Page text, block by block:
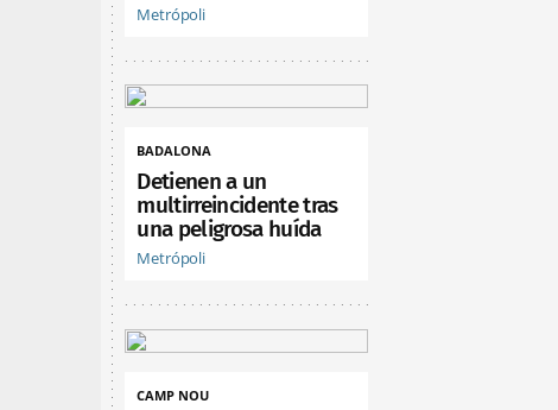
Metrópoli
BADALONA
Detienen a un
multirreincidente tras
una peligrosa huída
Metrópoli
CAMP NOU